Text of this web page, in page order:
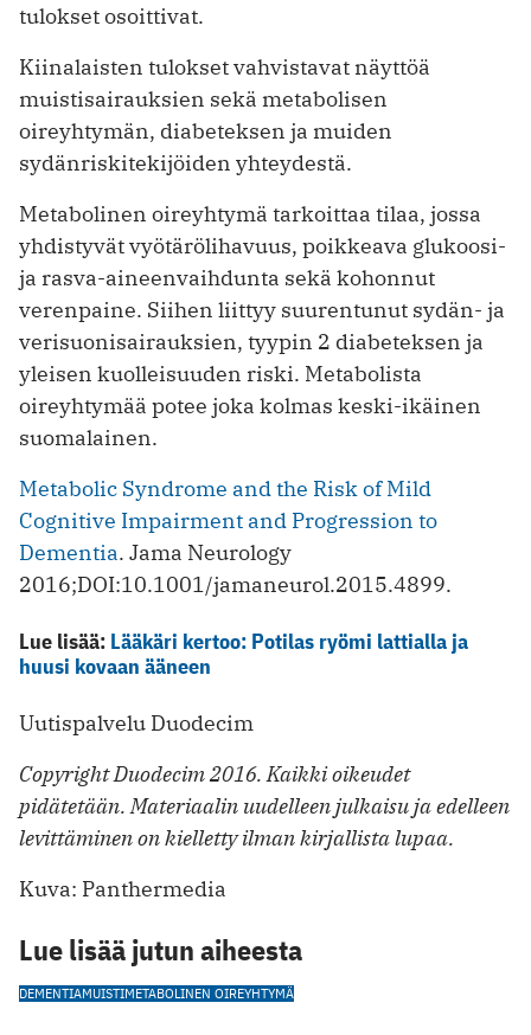
tulokset osoittivat.
Kiinalaisten tulokset vahvistavat näyttöä
muistisairauksien sekä metabolisen
oireyhtymän, diabeteksen ja muiden
sydänriskitekijöiden yhteydestä.
Metabolinen oireyhtymä tarkoittaa tilaa, jossa
yhdistyvät vyötärölihavuus, poikkeava glukoosi-
ja rasva-aineenvaihdunta sekä kohonnut
verenpaine. Siihen liittyy suurentunut sydän- ja
verisuonisairauksien, tyypin 2 diabeteksen ja
yleisen kuolleisuuden riski. Metabolista
oireyhtymää potee joka kolmas keski-ikäinen
suomalainen.
Metabolic Syndrome and the Risk of Mild
Cognitive Impairment and Progression to
Dementia. Jama Neurology
2016;DOI:10.1001/jamaneurol.2015.4899.
Lue lisää: Lääkäri kertoo: Potilas ryömi lattialla ja
huusi kovaan ääneen
Uutispalvelu Duodecim
Copyright Duodecim 2016. Kaikki oikeudet
pidätetään. Materiaalin uudelleen julkaisu ja edelleen
levittäminen on kielletty ilman kirjallista lupaa.
Kuva: Panthermedia
Lue lisää jutun aiheesta
DEMENTIAMUISTIMETABOLINEN OIREYHTYMÄ